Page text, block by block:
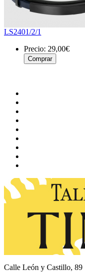
LS2401/2/1
Precio: 29,00€
Calle León y Castillo, 89